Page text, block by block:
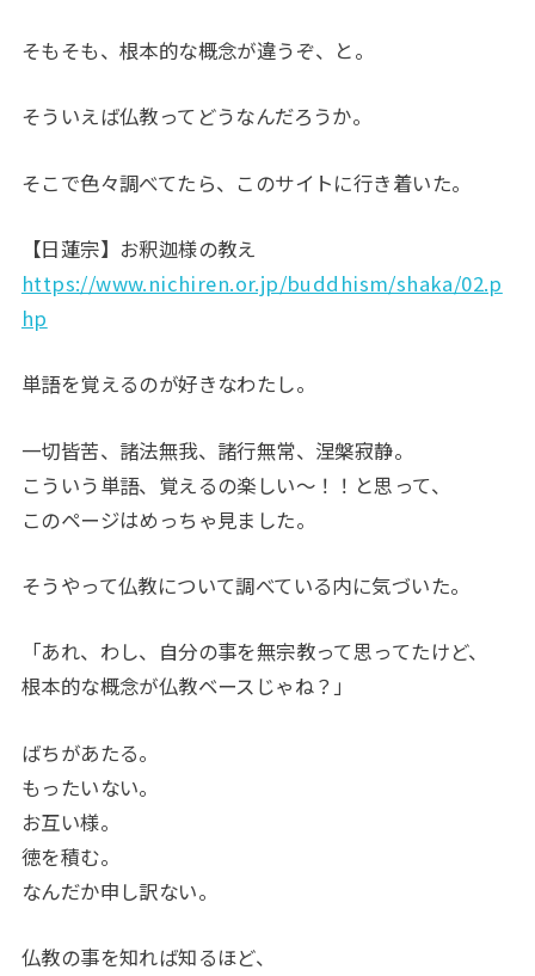
そもそも、根本的な概念が違うぞ、と。
そういえば仏教ってどうなんだろうか。
そこで色々調べてたら、このサイトに行き着いた。
【日蓮宗】お釈迦様の教え
https://www.nichiren.or.jp/buddhism/shaka/02.p
hp
単語を覚えるのが好きなわたし。
一切皆苦、諸法無我、諸行無常、涅槃寂静。
こういう単語、覚えるの楽しい～！！と思って、
このページはめっちゃ見ました。
そうやって仏教について調べている内に気づいた。
「あれ、わし、自分の事を無宗教って思ってたけど、
根本的な概念が仏教ベースじゃね？」
ばちがあたる。
もったいない。
お互い様。
徳を積む。
なんだか申し訳ない。
仏教の事を知れば知るほど、